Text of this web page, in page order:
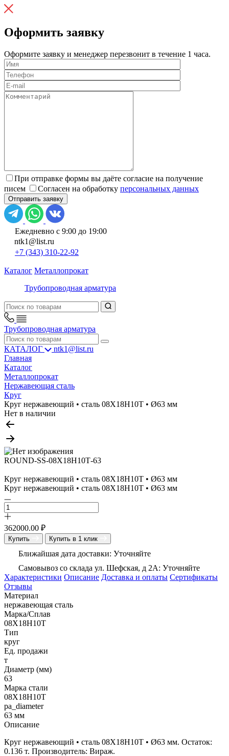
Оформить заявку
Оформите заявку и менеджер перезвонит в течение 1 часа.
При отправке формы вы даёте согласие на получение
писем
Согласен на обработку персональных данных
Ежедневно с 9:00 до 19:00
ntk1@list.ru
+7 (343) 310-22-92
Каталог Металлопрокат
Трубопроводная арматура
Трубопроводная арматура
КАТАЛОГ
ntk1@list.ru
Главная
Каталог
Металлопрокат
Нержавеющая сталь
Круг
Круг нержавеющий • сталь 08Х18Н10Т • Ø63 мм
Нет в наличии
ROUND-SS-08Х18Н10Т-63
Круг нержавеющий • сталь 08Х18Н10Т • Ø63 мм
Круг нержавеющий • сталь 08Х18Н10Т • Ø63 мм
362000.00 ₽
Купить Купить в 1 клик
Ближайшая дата доставки: Уточняйте
Самовывоз со склада ул. Шефская, д 2А: Уточняйте
Характеристики Описание Доставка и оплаты Сертификаты
Отзывы
Материал
нержавеющая сталь
Марка/Сплав
08Х18Н10Т
Тип
круг
Ед. продажи
т
Диаметр (мм)
63
Марка стали
08Х18Н10Т
pa_diameter
63 мм
Описание
Круг нержавеющий • сталь 08Х18Н10Т • Ø63 мм. Остаток:
0.136 т. Производитель: Вираж.